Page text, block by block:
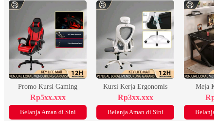
Promo Kursi Gaming
Rp5xx.xxx
Belanja Aman di Sini
Kursi Kerja Ergonomis
Rp3xx.xxx
Belanja Aman di Sini
Meja
Belanja